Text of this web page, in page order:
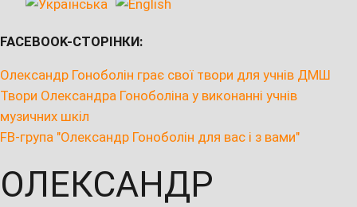
FACEBOOK-СТОРІНКИ:
Олександр Гоноболін грає свої твори для учнів ДМШ
Твори Олександра Гоноболіна у виконанні учнів
музичних шкіл
FB-група "Олександр Гоноболін для вас і з вами"
ОЛЕКСАНДР